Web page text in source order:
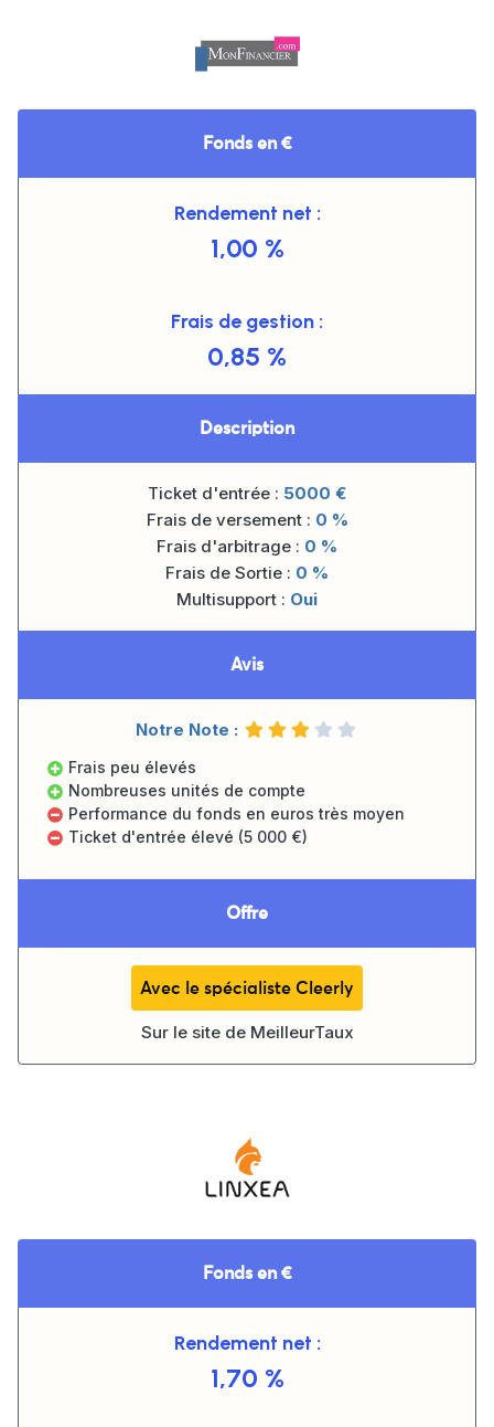
Fonds en €
Rendement net :
1,00 %
Frais de gestion :
0,85 %
Description
Ticket d'entrée : 5000 €
Frais de versement : 0 %
Frais d'arbitrage : 0 %
Frais de Sortie : 0 %
Multisupport : Oui
Avis
Notre Note :
Frais peu élevés
Nombreuses unités de compte
Performance du fonds en euros très moyen
Ticket d'entrée élevé (5 000 €)
Offre
Avec le spécialiste Cleerly
Sur le site de MeilleurTaux
Fonds en €
Rendement net :
1,70 %